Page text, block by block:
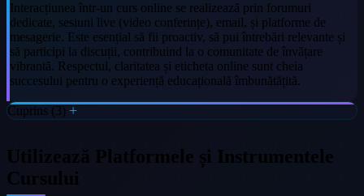
Interacțiunea într-un curs online se realizează prin forumuri
dedicate, sesiuni live (video conferințe), email, și platforme de
mesagerie. Este esențial să fii proactiv, să pui întrebări relevante și
să participi la discuții, contribuind la o comunitate de învățare
vibrantă. Respectul, claritatea și eticheta online sunt cheia
succesului pentru o experiență educațională îmbunătățită.
Cuprins (3)
Utilizează Platformele și Instrumentele
Cursului